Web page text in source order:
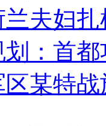
兰夫妇
：首
某特